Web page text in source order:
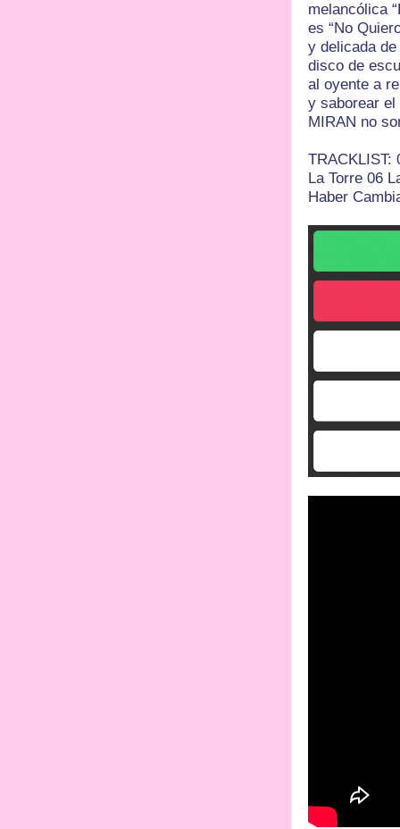
melancólica
es “No
y delicada
disco de
al oyente a
y saborear el
MIRAN no
La Torre 06
Haber